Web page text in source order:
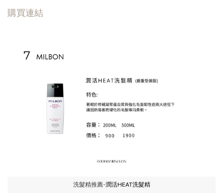
購買連結
洗髮精推薦-潤活HEAT洗髮精